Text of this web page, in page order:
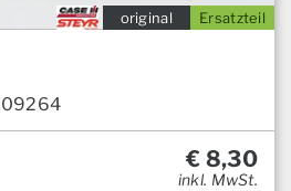
Ersatzteil
original
€ 8,30
inkl. MwSt.